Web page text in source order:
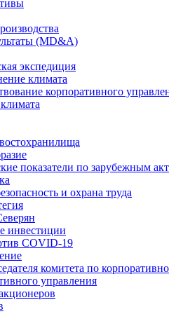
(MD&A)
экспедиция
климата
корпоративного
показатели по зарубежным
и охрана труда
инвестиции
COVID‑19
комитета по
управления